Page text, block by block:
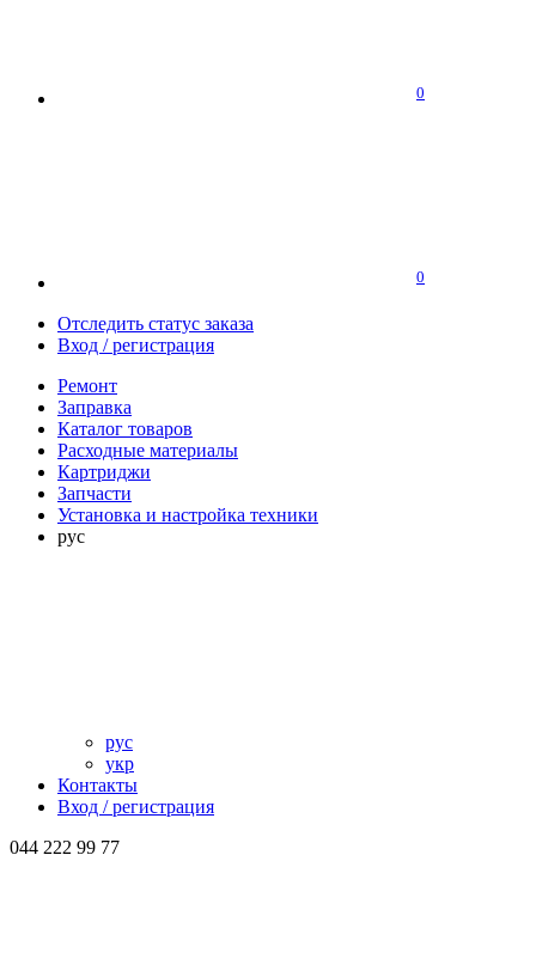
0
0
Отследить статус заказа
Вход / регистрация
Ремонт
Заправка
Каталог товаров
Расходные материалы
Картриджи
Запчасти
Установка и настройка техники
рус
рус
укр
Контакты
Вход / регистрация
044 222 99 77